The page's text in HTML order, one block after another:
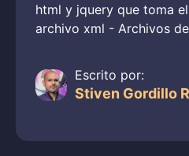
html y jquery que toma
archivo xml - Archivos
Escrito por:
Stiven Gordillo